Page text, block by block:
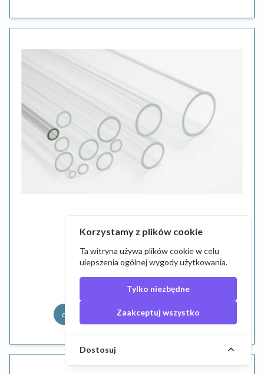
9,84 zł
Tuba szklana borokrzemowa
do koszyka szczegóły
Korzystamy z plików cookie
Ta witryna używa plików cookie w celu
ulepszenia ogólnej wygody użytkowania.
Tylko niezbędne
Zaakceptuj wszystko
Dostosuj